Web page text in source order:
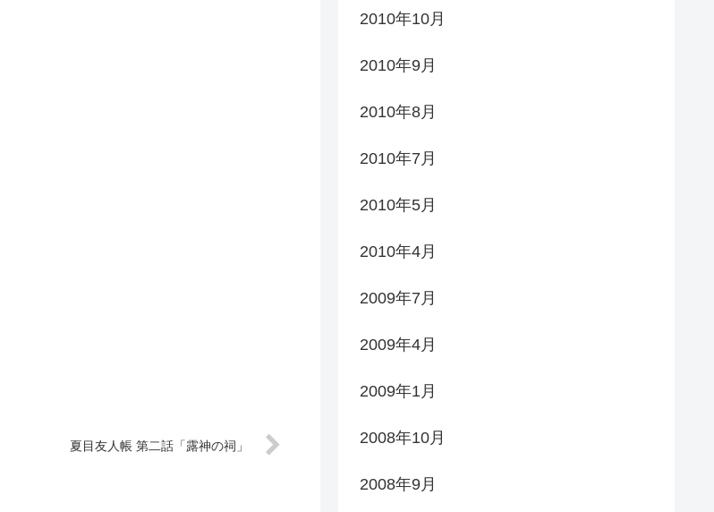
夏目友人帳 第二話「露神の祠」
2010年10月
2010年9月
2010年8月
2010年7月
2010年5月
2010年4月
2009年7月
2009年4月
2009年1月
2008年10月
2008年9月